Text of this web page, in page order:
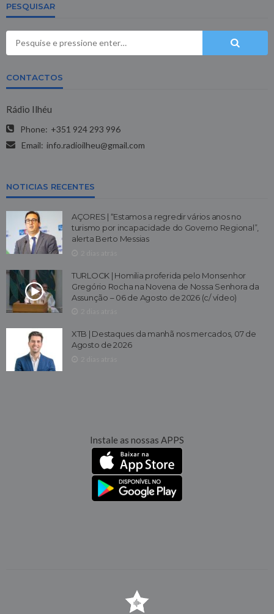
PESQUISAR
CONTACTOS
Rádio Ilhéu
Phone: +351 924 293 996
Email: info.radioilheu@gmail.com
NOTICIAS RECENTES
AÇORES | “Estamos a regredir vários anos no
turismo por incapacidade do Governo Regional”,
alerta Berto Messias
TURLOCK | Homilia proferida pelo Monsenhor
Gregório Rocha na Novena de Nossa Senhora da
Assunção – 06 de Agosto de 2026 (c/ vídeo)
XTB | Destaques da manhã nos mercados, 07 de
Agosto de 2026
Instale as nossas APPS